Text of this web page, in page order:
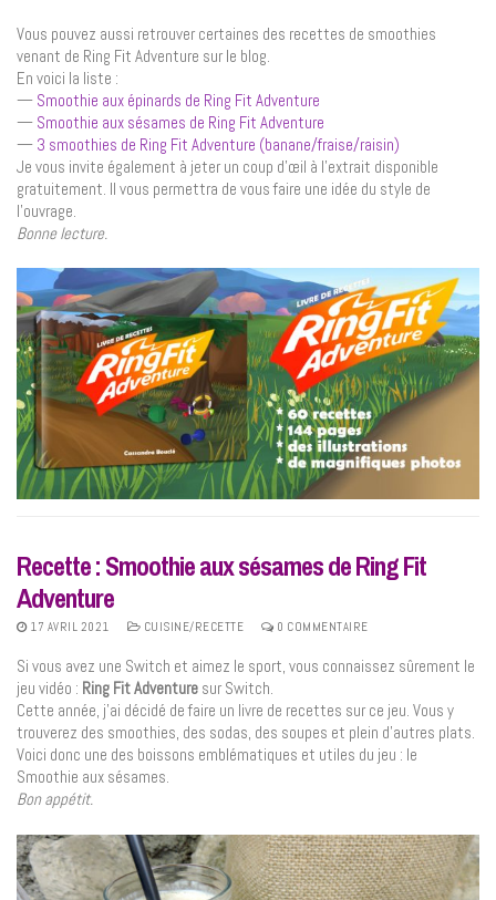
Vous pouvez aussi retrouver certaines des recettes de smoothies
venant de Ring Fit Adventure sur le blog.
En voici la liste :
— Smoothie aux épinards de Ring Fit Adventure
— Smoothie aux sésames de Ring Fit Adventure
— 3 smoothies de Ring Fit Adventure (banane/fraise/raisin)
Je vous invite également à jeter un coup d’œil à l’extrait disponible
gratuitement. Il vous permettra de vous faire une idée du style de
l’ouvrage.
Bonne lecture.
Recette : Smoothie aux sésames de Ring Fit
Adventure
17 AVRIL 2021 CUISINE/RECETTE 0 COMMENTAIRE
Si vous avez une Switch et aimez le sport, vous connaissez sûrement le
jeu vidéo : Ring Fit Adventure sur Switch.
Cette année, j’ai décidé de faire un livre de recettes sur ce jeu. Vous y
trouverez des smoothies, des sodas, des soupes et plein d’autres plats.
Voici donc une des boissons emblématiques et utiles du jeu : le
Smoothie aux sésames.
Bon appétit.